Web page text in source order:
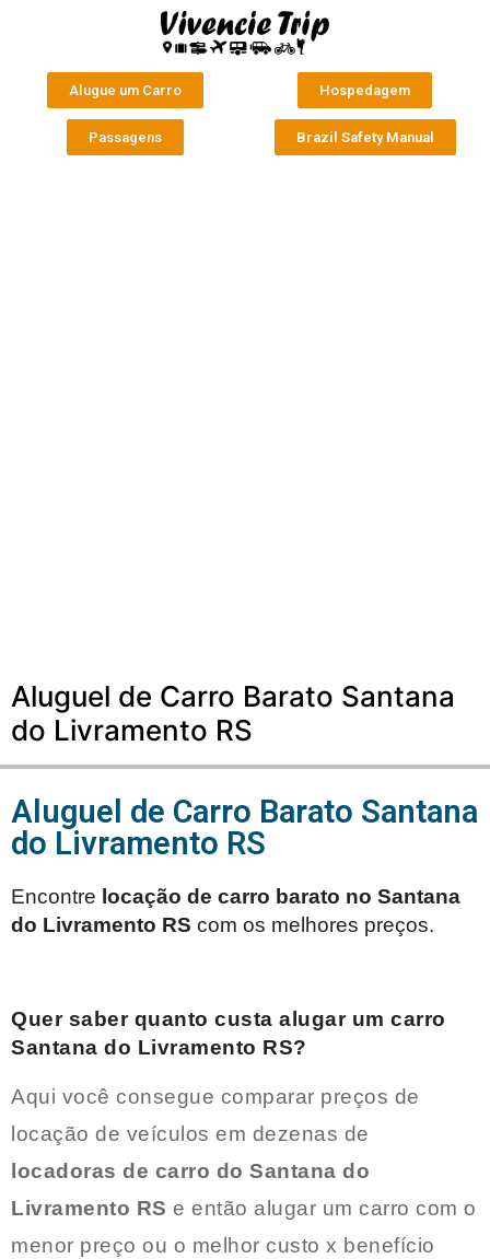
Alugue um Carro Hospedagem
Passagens Brazil Safety Manual
Aluguel de Carro Barato Santana
do Livramento RS
Aluguel de Carro Barato Santana
do Livramento RS
Encontre locação de carro barato no Santana
do Livramento RS com os melhores preços.
Quer saber quanto custa alugar um carro
Santana do Livramento RS?
Aqui você consegue comparar preços de
locação de veículos em dezenas de
locadoras de carro do Santana do
Livramento RS e então alugar um carro com o
menor preço ou o melhor custo x benefício